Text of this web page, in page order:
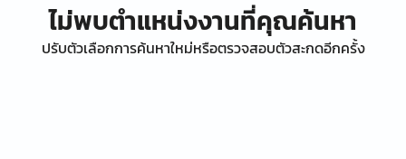
ไม่พบตำแหน่งงานที่คุณค้นหา
ปรับตัวเลือกการค้นหาใหม่หรือตรวจสอบตัวสะกดอีกครั้ง